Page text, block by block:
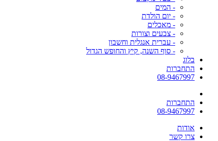
- המים
- יום הולדת
- מאכלים
- צבעים וצורות
- עברית אנגלית וחשבון
- סוף השנה, קיץ והחופש הגדול
בלוג
התחברות
08-9467997
התחברות
08-9467997
אודות
צרו קשר